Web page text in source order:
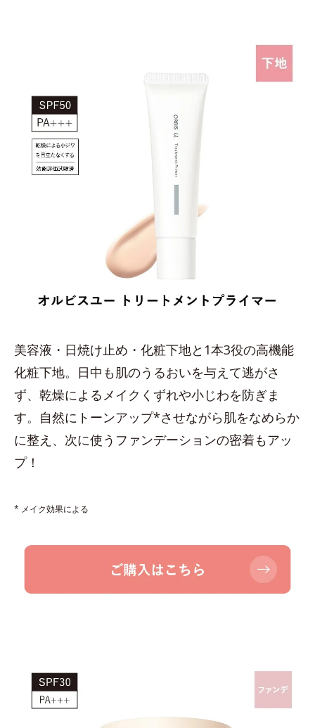
美容液・日焼け止め・化粧下地と1本3役の高機能
化粧下地。日中も肌のうるおいを与えて逃がさ
ず、乾燥によるメイクくずれや小じわを防ぎま
す。自然にトーンアップ*させながら肌をなめらか
に整え、次に使うファンデーションの密着もアッ
プ！
* メイク効果による